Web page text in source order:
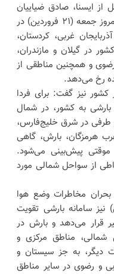
از ایسنا، صادق ضیاییان
درباره وضعیت جوی کشور اظهار کرد: امروز جمعه (۲۱ فروردین) در
غربی، کردستان،
در گیلان و مازندران،
و همچنین مناطقی از
رخ می‌دهد.
نیز گفت: برای فردا
بارشی به کشور، در شمال
طرفی در شرق خلیج‌فارس،
هرمزگان، بارش، گاهی
موقتی پیش‌بینی می‌شود.
از سواحل شمالی مورد
مخاطرات وضع هوا
یکشنبه (۲۳ فروردین) نیز سامانه بارشی تقویت
قرار می‌دهد و بارش در
مناطق مرکزی و
دیگر، به جز سیستان و
و رضوی در سایر مناطق